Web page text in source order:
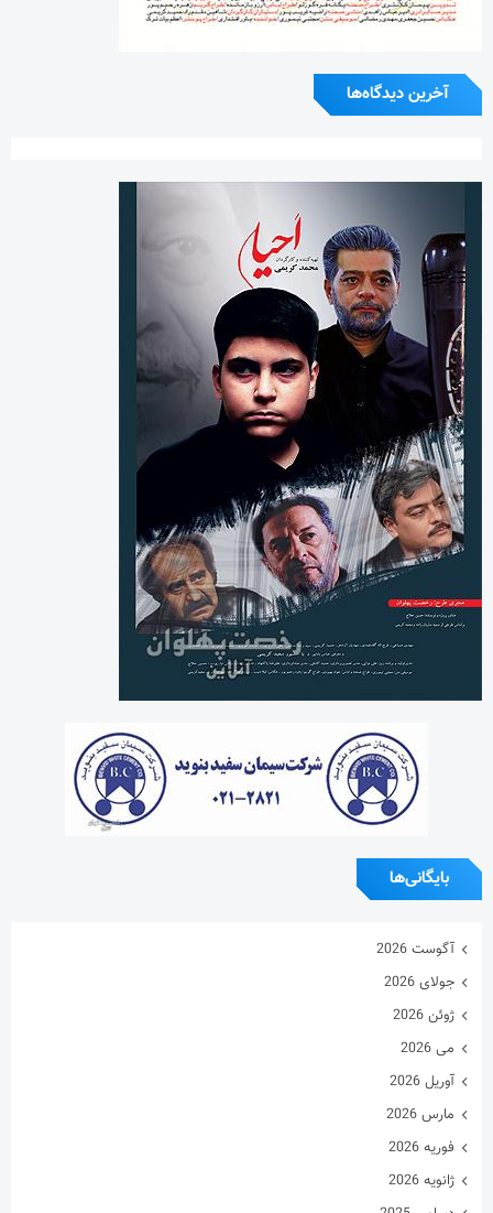
آخرین دیدگاه‌ها
بایگانی‌ها
آگوست 2026
جولای 2026
ژوئن 2026
می 2026
آوریل 2026
مارس 2026
فوریه 2026
ژانویه 2026